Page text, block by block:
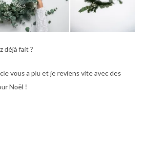
déjà fait ?
vous a plu et je reviens vite avec des
Noël !